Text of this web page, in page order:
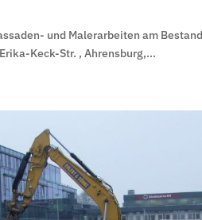
und Malerarbeiten am
Keck-Str. , Ahrensburg,...